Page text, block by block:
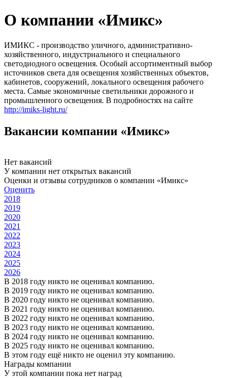
О компании «Имикс»
ИМИКС - производство уличного, административно-
хозяйственного, индустриального и специального
светодиодного освещения. Особый ассортиментный выбор
источников света для освещения хозяйственных объектов,
кабинетов, сооружений, локального освещения рабочего
места. Самые экономичные светильники дорожного и
промышленного освещения. В подробностях на сайте
http://imiks-light.ru/
Вакансии компании «Имикс»
Нет вакансий
У компании нет открытых вакансий
Оценки и отзывы сотрудников о компании «Имикс»
Оценить
2018
2019
2020
2021
2022
2023
2024
2025
2026
В 2018 году никто не оценивал компанию.
В 2019 году никто не оценивал компанию.
В 2020 году никто не оценивал компанию.
В 2021 году никто не оценивал компанию.
В 2022 году никто не оценивал компанию.
В 2023 году никто не оценивал компанию.
В 2024 году никто не оценивал компанию.
В 2025 году никто не оценивал компанию.
В этом году ещё никто не оценил эту компанию.
Награды компании
У этой компании пока нет наград